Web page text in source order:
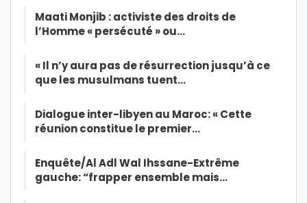
Maati Monjib : activiste des droits de
l’Homme « persécuté » ou…
« Il n’y aura pas de résurrection jusqu’à ce
que les musulmans tuent…
Dialogue inter-libyen au Maroc: « Cette
réunion constitue le premier…
Enquête/Al Adl Wal Ihssane-Extrême
gauche: “frapper ensemble mais…